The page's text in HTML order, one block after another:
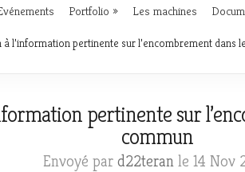
Portfolio Les machines
à l’information pertinente sur l’encombrement dans
pertinente sur
commun
Envoyé par d22teranle 14 Nov